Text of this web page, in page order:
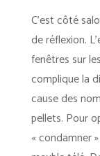
C’est côté
de réflexion.
fenêtres sur
complique la
cause des
pellets. Pour
« condamner